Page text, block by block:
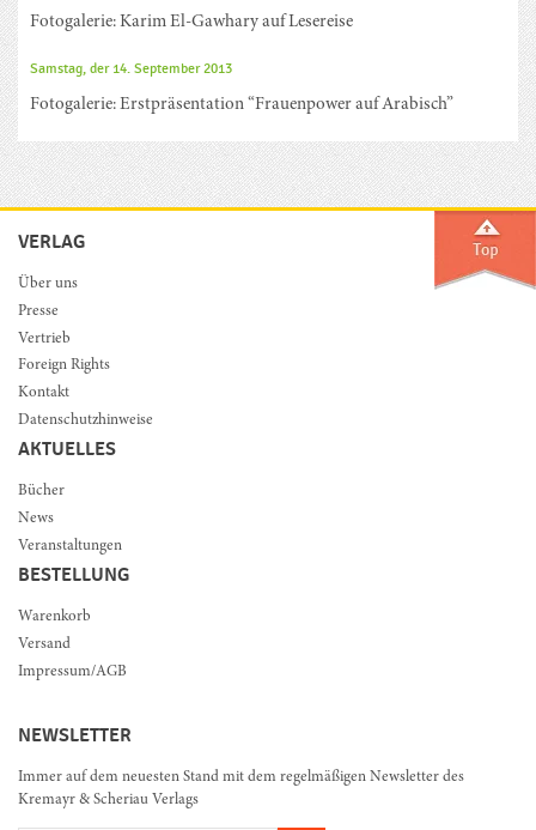
Fotogalerie: Karim El-Gawhary auf Lesereise
Samstag, der 14. September 2013
Fotogalerie: Erstpräsentation “Frauenpower auf Arabisch”
VERLAG
Über uns
Presse
Vertrieb
Foreign Rights
Kontakt
Datenschutzhinweise
AKTUELLES
Bücher
News
Veranstaltungen
BESTELLUNG
Warenkorb
Versand
Impressum/AGB
NEWSLETTER
Immer auf dem neuesten Stand mit dem regelmäßigen Newsletter des
Kremayr & Scheriau Verlags